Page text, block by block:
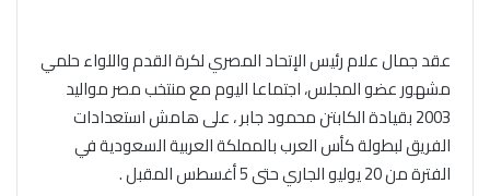
عقد جمال علام رئيس الإتحاد المصري لكرة القدم واللواء حلمي
مشهور عضو المجلس، اجتماعا اليوم مع منتخب مصر مواليد
2003 بقيادة الكابتن محمود جابر ، على هامش استعدادات
الفريق لبطولة كأس العرب بالمملكة العربية السعودية في
الفترة من 20 يوليو الجاري حتى 5 أغسطس المقبل .